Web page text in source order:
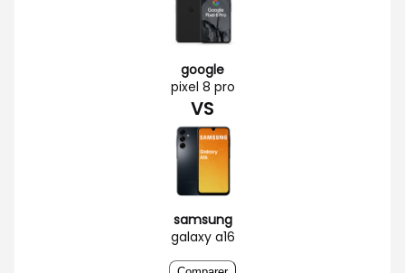
google
pixel 8 pro
VS
samsung
galaxy a16